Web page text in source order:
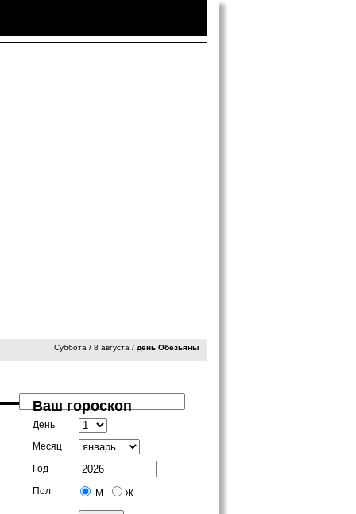
Суббота / 8 августа / день Обезьяны
Ваш гороскоп
День
Месяц
Год
Пол
М Ж